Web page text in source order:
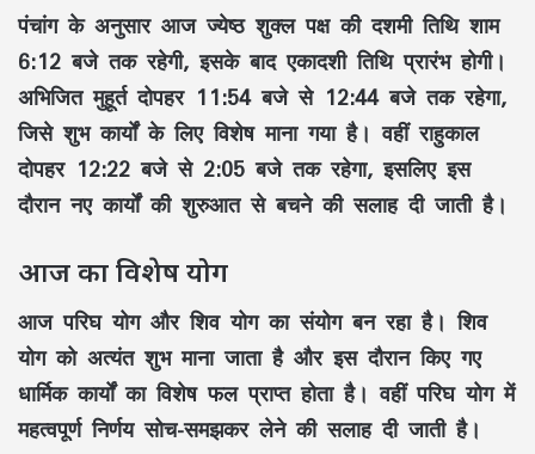
पंचांग के अनुसार आजज्येष्ठ शुक्ल पक्ष की दशमी तिथिशाम
6:12 बजे तक रहेगी, इसके बाद एकादशी तिथि प्रारंभ होगी।
अभिजित मुहूर्तदोपहर 11:54 बजे से 12:44 बजे तक रहेगा,
जिसे शुभ कार्यों के लिए विशेष माना गया है। वहींराहुकाल
दोपहर 12:22 बजे से 2:05 बजे तक रहेगा, इसलिए इस
दौरान नए कार्यों की शुरुआत से बचने की सलाह दी जाती है।
आज का विशेष योग
आजपरिघ योगऔरशिव योगका संयोग बन रहा है। शिव
योग को अत्यंत शुभ माना जाता है और इस दौरान किए गए
धार्मिक कार्यों का विशेष फल प्राप्त होता है। वहीं परिघ योग में
महत्वपूर्ण निर्णय सोच-समझकर लेने की सलाह दी जाती है।